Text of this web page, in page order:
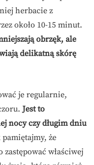
herbacie z
około 10-15 minut.
obrzęk, ale
delikatną skórę
je regularnie,
Jest to
nocy czy długim dniu
pamiętajmy, że
właściwej